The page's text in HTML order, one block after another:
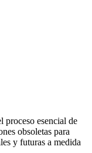
proceso esencial de
obsoletas para
y futuras a medida